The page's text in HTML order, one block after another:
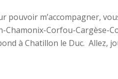
pouvoir m’accompagner,
Chamonix-Corfou-Cargèse-
à Chatillon le Duc. Allez,